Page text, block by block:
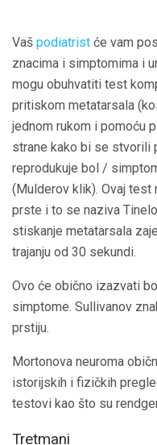
Vaš podiatrist će vam
znacima i simptomima i
mogu obuhvatiti test
pritiskom metatarsala
jednom rukom i pomoću
strane kako bi se stvorili
reprodukuje bol /
(Mulderov klik). Ovaj test
prste i to se naziva
stiskanje metatarsala
trajanju od 30 sekundi.
Ovo će obično izazvati
simptome. Sullivanov
prstiju.
Mortonova neuroma
istorijskih i fizičkih
testovi kao što su
Tretmani